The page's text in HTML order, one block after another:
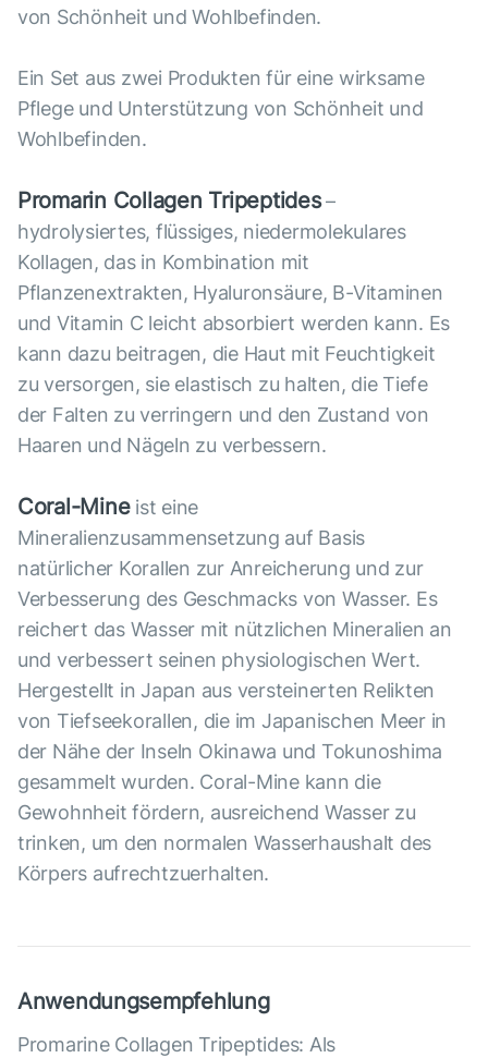
von Schönheit und Wohlbefinden.
Ein Set aus zwei Produkten für eine wirksame
Pflege und Unterstützung von Schönheit und
Wohlbefinden.
Promarin Collagen Tripeptides–
hydrolysiertes, flüssiges, niedermolekulares
Kollagen, das in Kombination mit
Pflanzenextrakten, Hyaluronsäure, B-Vitaminen
und Vitamin C leicht absorbiert werden kann. Es
kann dazu beitragen, die Haut mit Feuchtigkeit
zu versorgen, sie elastisch zu halten, die Tiefe
der Falten zu verringern und den Zustand von
Haaren und Nägeln zu verbessern.
Coral-Mineist eine
Mineralienzusammensetzung auf Basis
natürlicher Korallen zur Anreicherung und zur
Verbesserung des Geschmacks von Wasser. Es
reichert das Wasser mit nützlichen Mineralien an
und verbessert seinen physiologischen Wert.
Hergestellt in Japan aus versteinerten Relikten
von Tiefseekorallen, die im Japanischen Meer in
der Nähe der Inseln Okinawa und Tokunoshima
gesammelt wurden. Coral-Mine kann die
Gewohnheit fördern, ausreichend Wasser zu
trinken, um den normalen Wasserhaushalt des
Körpers aufrechtzuerhalten.
Anwendungsempfehlung
Promarine Collagen Tripeptides: Als